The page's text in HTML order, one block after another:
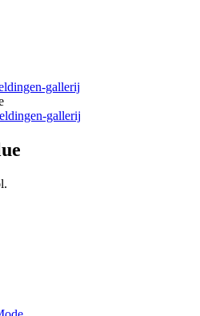
gallerij
gallerij